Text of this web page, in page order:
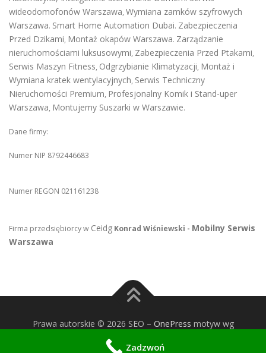
wideodomofonów Warszawa, Wymiana zamków szyfrowych
Warszawa. Smart Home Automation Dubai. Zabezpieczenia
Przed Dzikami, Montaż okapów Warszawa. Zarządzanie
nieruchomościami luksusowymi, Zabezpieczenia Przed Ptakami,
Serwis Maszyn Fitness, Odgrzybianie Klimatyzacji, Montaż i
Wymiana kratek wentylacyjnych, Serwis Techniczny
Nieruchomości Premium, Profesjonalny Komik i Stand-uper
Warszawa, Montujemy Suszarki w Warszawie.
Dane firmy:
Numer NIP 8792446683
Numer REGON 021161238
Firma przedsiębiorcy w Ceidg Konrad Wiśniewski - Mobilny Serwis
Warszawa
Prawa autorskie © 2026 SEO – OnePress motyw wg
FameThemes
Zadzwoń